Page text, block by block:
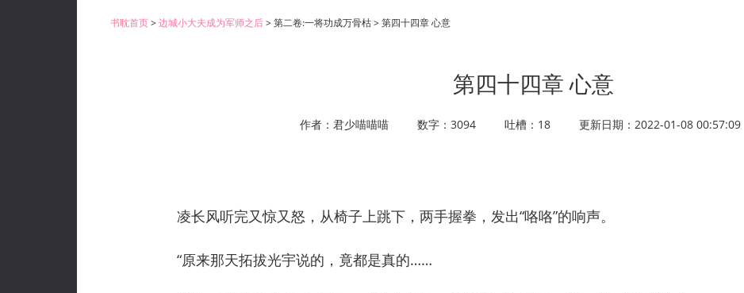
书耽首页>边城小大夫成为军师之后> 第二卷:一将功成万骨枯 > 第四十四章 心意
第四十四章 心意
作者：君少喵喵喵 数字：3094 吐槽：18 更新日期：2022-01-08 00:57:09
凌长风听完又惊又怒，从椅子上跳下，两手握拳，发出“咯咯”的响声。
“原来那天拓拔光宇说的，竟都是真的……